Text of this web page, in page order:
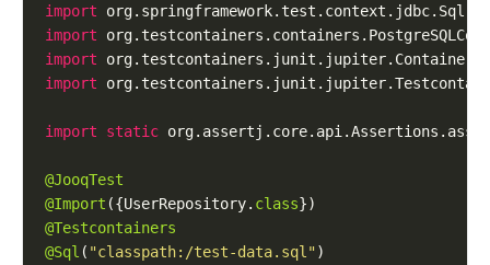
import
import
import
import
import static
@JooqTest
@Import ({UserRepository. class
@Testcontainers
@Sql ( "classpath:/test-data.sql"